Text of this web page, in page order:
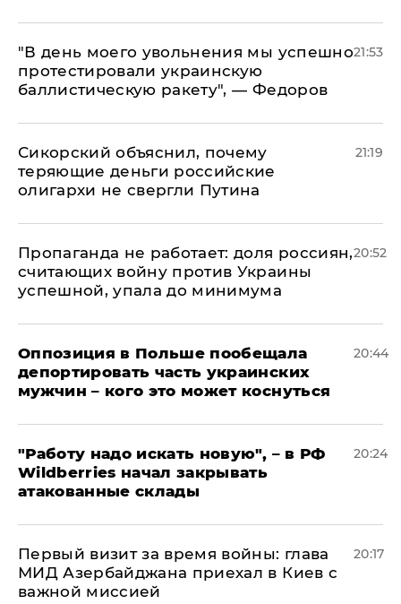
​"В день моего увольнения мы успешно
протестировали украинскую
баллистическую ракету", — Федоров
21:53
Сикорский объяснил, почему
теряющие деньги российские
олигархи не свергли Путина
21:19
​Пропаганда не работает: доля россиян,
считающих войну против Украины
успешной, упала до минимума
20:52
Оппозиция в Польше пообещала
депортировать часть украинских
мужчин – кого это может коснуться
20:44
"Работу надо искать новую", – в РФ
Wildberries начал закрывать
атакованные склады
20:24
Первый визит за время войны: глава
МИД Азербайджана приехал в Киев с
важной миссией
20:17